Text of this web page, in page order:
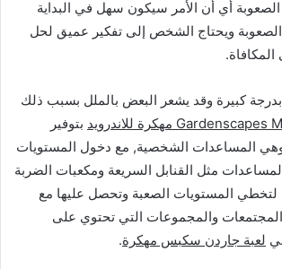
أي أن الأمر سيكون سهل في البداية
الصعوبة ويحتاج الشخص إلى تفكير عميق لحل
بدرجة كبيرة وقد يشعر البعض بالملل بسبب ذلك
بتوفير
المساعدات الشخصية, مع دخول المستويات
مثل القنابل السريعة ومكعبات الضربة
لتخطي المستويات الصعبة وتحصل عليها مع
المجتمعات والمجموعات التي تحتوي على
لعبة جاردن سكبس مهكرة.